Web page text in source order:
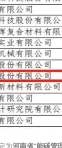
为河南省“能碳管